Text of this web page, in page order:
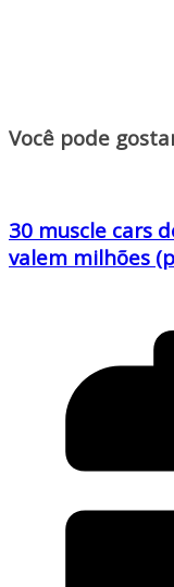
Você pode
30 muscle cars
valem milhões